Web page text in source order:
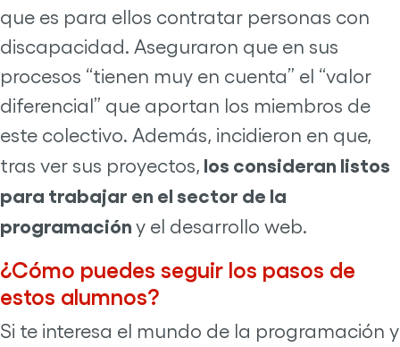
que es para ellos contratar personas con
discapacidad. Aseguraron que en sus
procesos “tienen muy en cuenta” el “valor
diferencial” que aportan los miembros de
este colectivo. Además, incidieron en que,
tras ver sus proyectos, los consideran listos
para trabajar en el sector de la
programacióny el desarrollo web.
¿Cómo puedes seguir los pasos de
estos alumnos?
Si te interesa el mundo de la programación y